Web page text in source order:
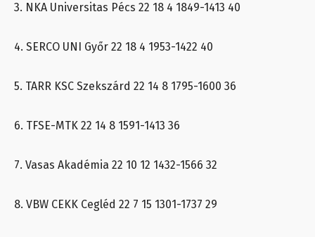
3. NKA Universitas Pécs 22 18 4 1849-1413 40
4. SERCO UNI Győr 22 18 4 1953-1422 40
5. TARR KSC Szekszárd 22 14 8 1795-1600 36
6. TFSE-MTK 22 14 8 1591-1413 36
7. Vasas Akadémia 22 10 12 1432-1566 32
8. VBW CEKK Cegléd 22 7 15 1301-1737 29